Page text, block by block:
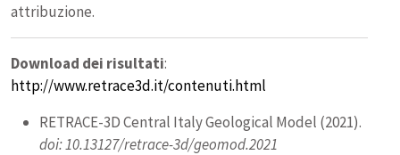
attribuzione.
Download dei risultati:
http://www.retrace3d.it/contenuti.html
RETRACE-3D Central Italy Geological Model (2021).
doi: 10.13127/retrace-3d/geomod.2021